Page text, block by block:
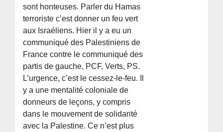
sont honteuses. Parler du Hamas
terroriste c’est donner un feu vert
aux Israéliens. Hier il y a eu un
communiqué des Palestiniens de
France contre le communiqué des
partis de gauche, PCF, Verts, PS.
L’urgence, c’est le cessez-le-feu. Il
y a une mentalité coloniale de
donneurs de leçons, y compris
dans le mouvement de solidarité
avec la Palestine. Ce n’est plus